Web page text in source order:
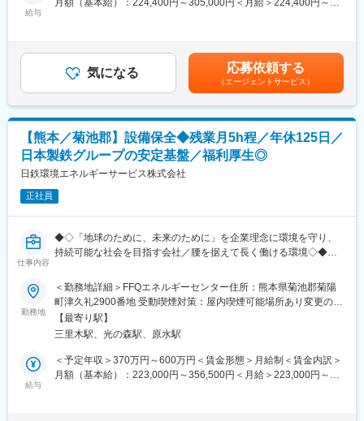
ない営業の醍醐味を味わうことができます。
新しいものを積極的に取り入れる挑戦的な風土があり、現場を重
視する営業スタイルを大切にしています。
変更の範囲：無
■業務内容：
お客様（販売店や農協、農家さん）の課題に対し、農業に関する
ン力が求められます。その時のトレンドに合った商品や、農家さ
んたちの課題解決、経営のサポートにつながる提案を中心に、メ
ーカーの商品販売につなげます。
■具体的な業務イメージ：
顔なじみのお客様に対し、商品をお届けしながら現状課題のヒア
リングを行います。肥料、農薬、資材、施工工事のスペシャリス
トが社内にそれぞれおりますので、自身でお答えできないことに
関しては社内協業をしながら提案頂きます。
また、自社でお答えできないこと肥料メーカーなど、メーカーに
＜フォロー体制：充実した研修制度＆自分のアイディアでお客様
に貢献＞
部門研修や営業スキルを学べる研修も充実しており「農」のスペ
ンなど自分のアイデアを発揮できる楽しみも。「御用聞き」では
ない営業の醍醐味を味わうことができます。
給与
月額（基本給）：224,400円～305,000円＜月給＞224,400円～
選考を通じて上下する可能性があります。月給(月額)は固定手当を
含めた表記です。
気になる 応募依頼する
（エージェントサービス）
【熊本／菊池郡】設備保全◆残業月5h程／年休125日／
日本製鉄グループの安定基盤／福利厚生◎
日鉄環境エネルギーサービス株式会社
正社員
仕事内容
◆◇「地球のために、未来のために」を企業理念に環境を守り、
持続可能な社会を目指す会社／腰を据えて長く働ける環境◇◆
■業務内容：
エネルギー供給プラントプラント内の電気設備（ボイラー・ター
ビン等）及び水処理設備関係の操業及び設備管理業務をお願いし
ます。
【業務例】
・設備の操業
勤務地
＜勤務地詳細＞FFQエネルギーセンター住所：熊本県菊池郡菊陽
町津久礼2900番地 受動喫煙対策：屋内喫煙可能場所あり変更の範
囲：会社の定める事業所（リモートワーク含む）
【最寄り駅】
三里木駅、光の森駅、原水駅
給与
＜予定年収＞370万円～600万円＜賃金形態＞月給制＜賃金内訳＞
月額（基本給）：223,000円～356,500円＜月給＞223,000円～